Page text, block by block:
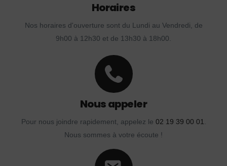
Horaires
Nos horaires d'ouverture sont du Lundi au Vendredi, de
9h00 à 12h30 et de 13h30 à 18h00.
Nous appeler
Pour nous joindre rapidement, appelez le 02 19 39 00 01.
Nous sommes à votre écoute !